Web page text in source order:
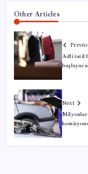
Other Articles
Adli tatil
Next